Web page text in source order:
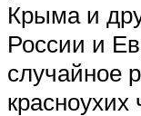
Крыма и
России и
случайное
красноухих